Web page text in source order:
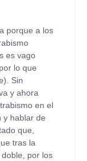
porque a los
es vago
lo que
Sin
y ahora
en el
y hablar de
que,
tras la
por los